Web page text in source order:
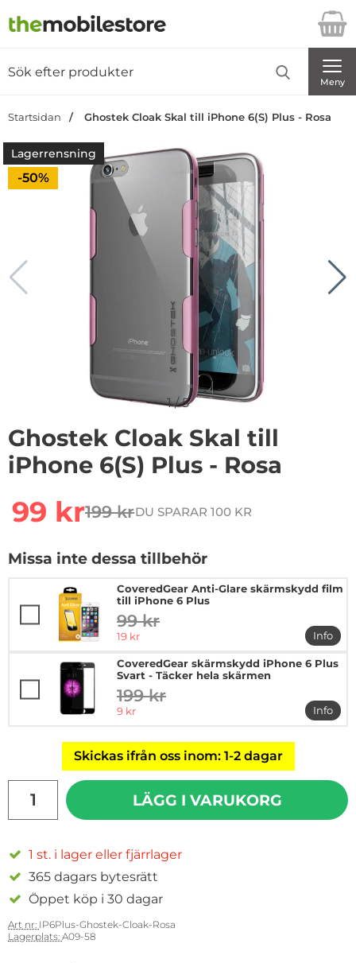
Startsidan för Danira Telecom AB
Meny
Startsidan Ghostek Cloak Skal till iPhone 6(S) Plus - Rosa
Lagerrensning
Priset är nedsatt med
-50%
1/5
Ghostek Cloak Skal till
iPhone 6(S) Plus - Rosa
rea pris
99 krtidigare pris
199 krDU SPARAR 100 KR
Missa inte dessa tillbehör
CoveredGear Anti-Glare skärmskydd film
till iPhone 6 Plus
tidigare pris
99 kr
rea pris
19 kr
Info
mer
CoveredGear skärmskydd iPhone 6 Plus
Svart - Täcker hela skärmen
tidigare pris
199 kr
rea pris
9 kr
Info
mer
Skickas ifrån oss inom: 1-2 dagar
LÄGG I VARUKORG
1 st. i lager eller fjärrlager
365 dagars bytesrätt
Öppet köp i 30 dagar
Art nr: IP6Plus-Ghostek-Cloak-Rosa
Lagerplats: A09-58